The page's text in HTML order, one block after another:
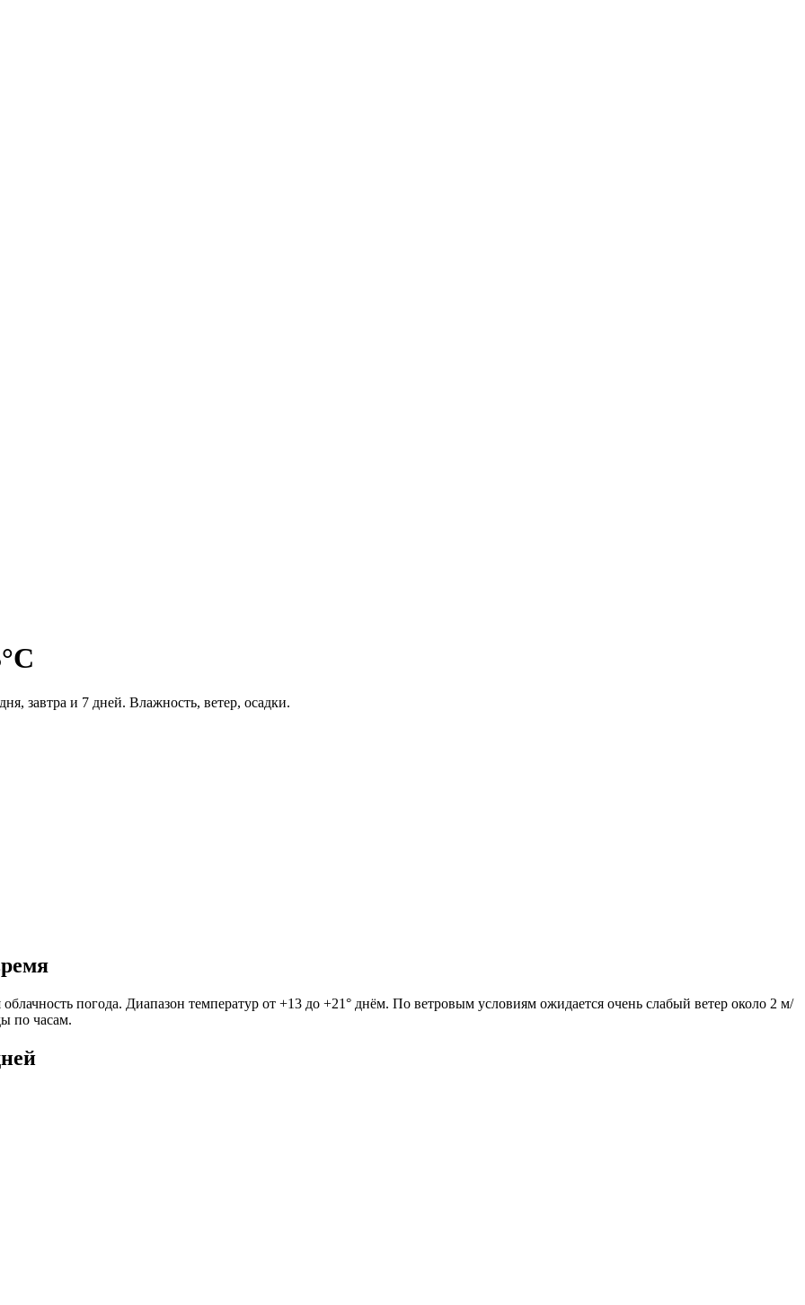
завтра и 7 дней. Влажность, ветер, осадки.
погода. Диапазон температур от +13 до +21° днём. По ветровым условиям ожидается очень слабый ветер около 2 м/
по часам.